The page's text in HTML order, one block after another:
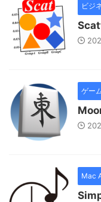
ビジ
ゲー
Mac